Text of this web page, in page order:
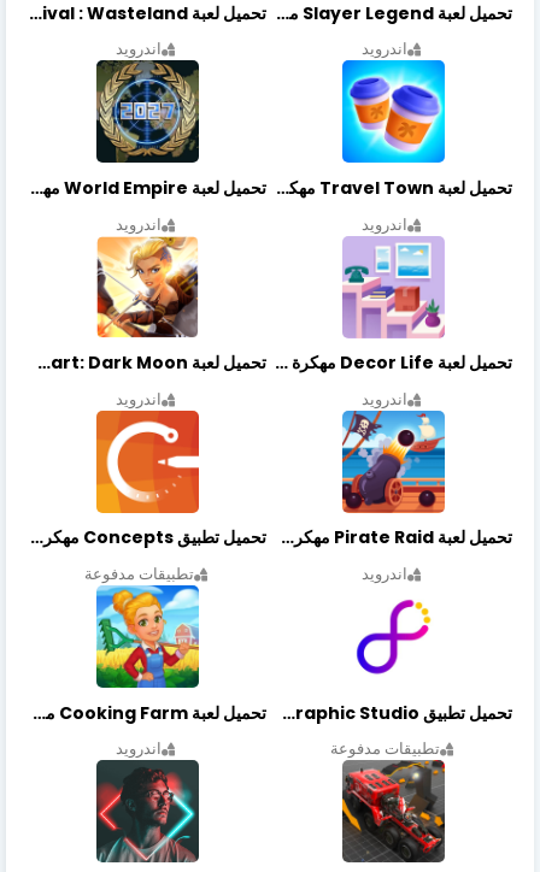
تحميل لعبة Slayer Legend مهكرة أخر إصدار
اندرويد
تحميل لعبة Merge Survival : Wasteland مهكرة أخر إصدار
اندرويد
تحميل لعبة Travel Town مهكرة أخر إصدار
اندرويد
تحميل لعبة World Empire مهكرة أخر إصدار
اندرويد
تحميل لعبة Decor Life مهكرة أخر إصدار
اندرويد
تحميل لعبة Lionheart: Dark Moon مهكرة أخر إصدار
اندرويد
تحميل لعبة Pirate Raid مهكرة أخر إصدار
اندرويد
تحميل تطبيق Concepts مهكر أخر إصدار
تطبيقات مدفوعة
تحميل تطبيق Graphic Studio مهكر أخر إصدار
تطبيقات مدفوعة
تحميل لعبة Cooking Farm مهكرة أخر إصدار
اندرويد